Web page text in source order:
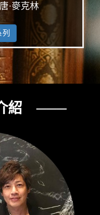
·麥克林
紹 ───